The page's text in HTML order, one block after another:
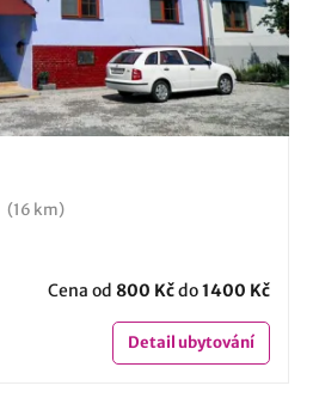
(16 km)
Cena od 800 Kčdo1400 Kč
Detailubytování